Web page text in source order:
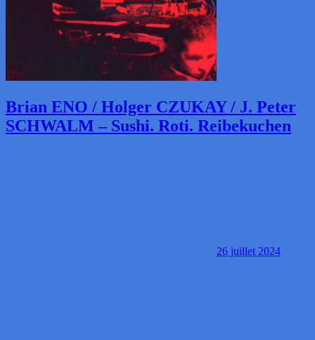
Brian ENO / Holger CZUKAY / J. Peter
SCHWALM – Sushi. Roti. Reibekuchen
26 juillet 2024